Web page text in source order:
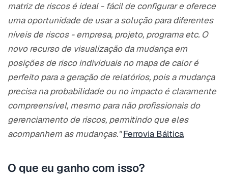
matriz de riscos é ideal - fácil de configurar e oferece
uma oportunidade de usar a solução para diferentes
níveis de riscos - empresa, projeto, programa etc. O
novo recurso de visualização da mudança em
posições de risco individuais no mapa de calor é
perfeito para a geração de relatórios, pois a mudança
precisa na probabilidade ou no impacto é claramente
compreensível, mesmo para não profissionais do
gerenciamento de riscos, permitindo que eles
acompanhem as mudanças." Ferrovia Báltica
O que eu ganho com isso?